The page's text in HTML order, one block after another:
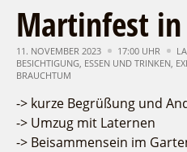
Urlaub im Leichhardt Land
Reisegebiet
Lieblingsorte
Auf & im Wasser
Per Rad
Sehenswertes
Naturlehrpfad Ludwig
Unterkünfte finden
Gastgeberverzeichnis
Gastronomie
Camping
Ferienhaus- und
Leichhardt“
Veranstaltungen
Martinfest in
11. NOVEMBER 2023 17:00 UHR
BESICHTIGUNG, ESSEN UND TRINKEN,
BRAUCHTUM
-> kurze Begrüßung und
-> Umzug mit Laternen
-> Beisammensein im